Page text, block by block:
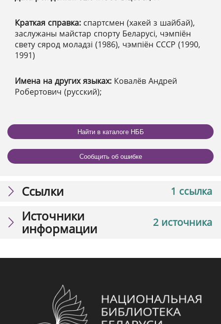
Краткая справка: спартсмен (хакей з шайбай),
заслужаны майстар спорту Беларусі, чэмпіён
свету сярод моладзі (1986), чэмпіён СССР (1990,
1991)
Имена на других языках: Ковалёв Андрей
Робертович (русский);
Найти в каталоге НББ
Сообщить об ошибке
1 ссылка
Ссылки
2 источника
Источники
информации